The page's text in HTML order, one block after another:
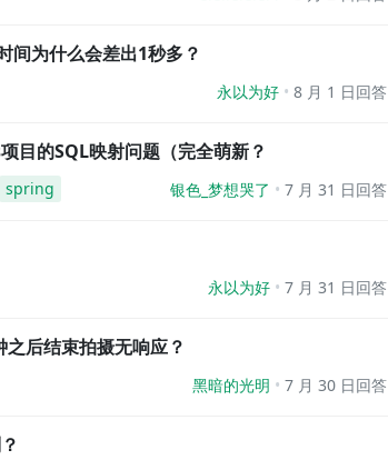
间为什么会差出1秒多？
永以为好 8 月 1 日回答
的SQL映射问题（完全萌新？
spring 银色_梦想哭了 7 月 31 日回答
永以为好 7 月 31 日回答
后结束拍摄无响应？
黑暗的光明 7 月 30 日回答